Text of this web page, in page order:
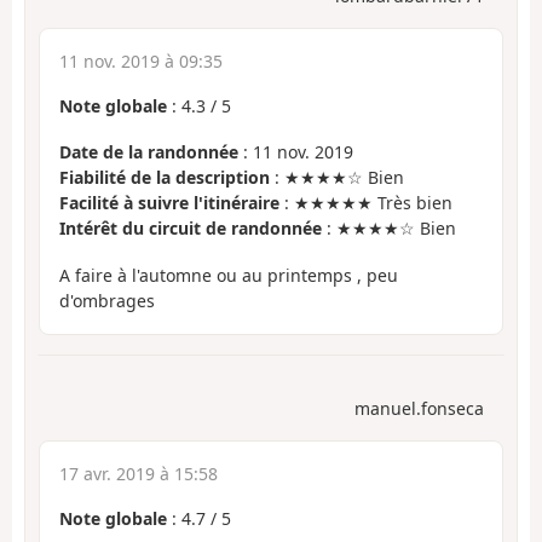
11 nov. 2019 à 09:35
Note globale : 4.3 / 5
Date de la randonnée : 11 nov. 2019
Fiabilité de la description : ★★★★☆ Bien
Facilité à suivre l'itinéraire : ★★★★★ Très bien
Intérêt du circuit de randonnée : ★★★★☆ Bien
A faire à l'automne ou au printemps , peu
d'ombrages
manuel.fonseca
17 avr. 2019 à 15:58
Note globale : 4.7 / 5